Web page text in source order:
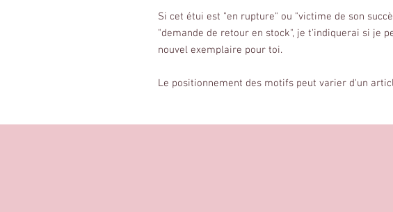
Si cet étui est "en rupture" ou "victime de son
"demande de retour en stock", je t'indiquerai si je
nouvel exemplaire pour toi.
Le positionnement des motifs peut varier d'un